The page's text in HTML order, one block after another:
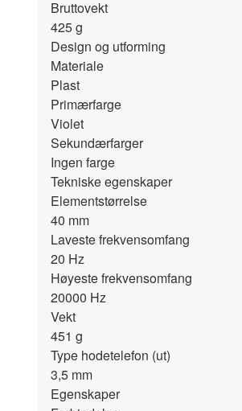
Bruttovekt
425g
Design og utforming
Materiale
Plast
Primærfarge
Violet
Sekundærfarger
Ingen farge
Tekniske egenskaper
Elementstørrelse
40 mm
Laveste frekvensomfang
20 Hz
Høyeste frekvensomfang
20000 Hz
Vekt
451 g
Type hodetelefon (ut)
3,5 mm
Egenskaper